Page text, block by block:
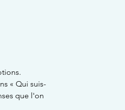
« Qui suis-
que l'on